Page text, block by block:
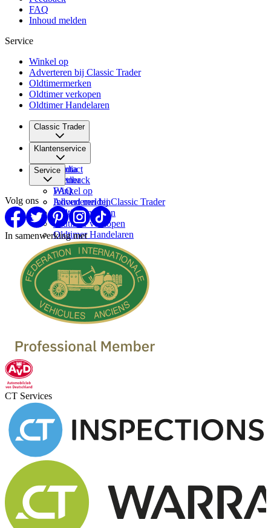
FAQ
Inhoud melden
Service
Winkel op
Adverteren bij Classic Trader
Oldtimermerken
Oldtimer verkopen
Oldtimer Handelaren
Classic Trader
Over ons
Vacatures
Media
Partner
Klantenservice
Contact
Feedback
FAQ
Inhoud melden
Service
Winkel op
Adverteren bij Classic Trader
Oldtimermerken
Oldtimer verkopen
Oldtimer Handelaren
Volg ons
In samenwerking met
CT Services